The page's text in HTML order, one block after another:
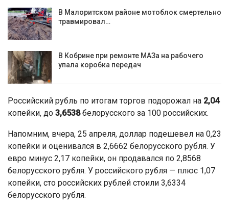
В Малоритском районе мотоблок смертельно
травмировал…
В Кобрине при ремонте МАЗа на рабочего
упала коробка передач
Российский рубль по итогам торгов подорожал на 2,04
копейки, до 3,6538белорусского за 100 российских.
Напомним, вчера, 25 апреля, доллар подешевел на 0,23
копейки и оценивался в 2,6662 белорусского рубля. У
евро минус 2,17 копейки, он продавался по 2,8568
белорусского рубля. У российского рубля — плюс 1,07
копейки, сто российских рублей стоили 3,6334
белорусского рубля.